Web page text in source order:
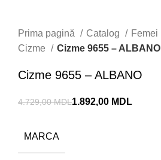
Prima pagină Catalog Femei
Cizme
Cizme 9655 – ALBANO
Cizme 9655 – ALBANO
4.729,00MDL1.892,00 MDL
MARCA